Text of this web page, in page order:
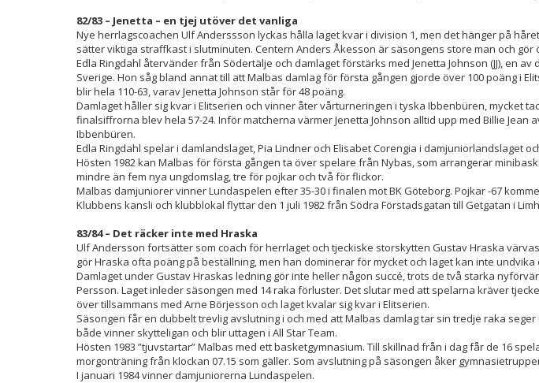
82/83 – Jenetta – en tjej utöver det vanliga
Nye herrlagscoachen Ulf Anderssson lyckas hålla laget kvar i division 1, men det hänger på
sätter viktiga straffkast i slutminuten. Centern Anders Åkesson är säsongens store man och gör
Edla Ringdahl återvänder från Södertälje och damlaget förstärks med Jenetta Johnson (JJ), en
Sverige. Hon såg bland annat till att Malbas damlag för första gången gjorde över 100 poäng i
blir hela 110-63, varav Jenetta Johnson står för 48 poäng.
Damlaget håller sig kvar i Elitserien och vinner åter vårturneringen i tyska Ibbenbüren, mycket
finalsiffrorna blev hela 57-24. Inför matcherna värmer Jenetta Johnson alltid upp med Billie Jean
Ibbenbüren.
Edla Ringdahl spelar i damlandslaget, Pia Lindner och Elisabet Corengia i damjuniorlandslaget
Hösten 1982 kan Malbas för första gången ta över spelare från Nybas, som arrangerar
mindre än fem nya ungdomslag, tre för pojkar och två för flickor.
Malbas damjuniorer vinner Lundaspelen efter 35-30 i finalen mot BK Göteborg. Pojkar -67
Klubbens kansli och klubblokal flyttar den 1 juli 1982 från Södra Förstadsgatan till Getgatan i
83/84 – Det räcker inte med Hraska
Ulf Andersson fortsätter som coach för herrlaget och tjeckiske storskytten Gustav Hraska
gör Hraska ofta poäng på beställning, men han dominerar för mycket och laget kan inte undvika
Damlaget under Gustav Hraskas ledning gör inte heller någon succé, trots de två starka
Persson. Laget inleder säsongen med 14 raka förluster. Det slutar med att spelarna kräver
över tillsammans med Arne Börjesson och laget kvalar sig kvar i Elitserien.
Säsongen får en dubbelt trevlig avslutning i och med att Malbas damlag tar sin tredje raka
både vinner skytteligan och blir uttagen i All Star Team.
Hösten 1983 ”tjuvstartar” Malbas med ett basketgymnasium. Till skillnad från i dag får de 16
morgonträning från klockan 07.15 som gäller. Som avslutning på säsongen åker
I januari 1984 vinner damjuniorerna Lundaspelen.